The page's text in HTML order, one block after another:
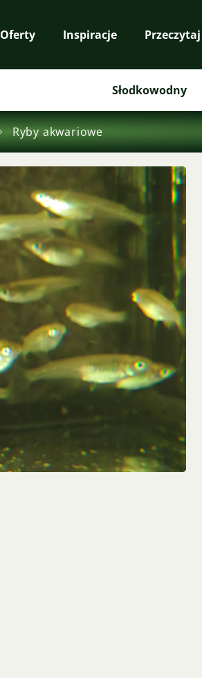
Oferty Inspiracje Przeczytaj
Słodkowodny
Ryby akwariowe